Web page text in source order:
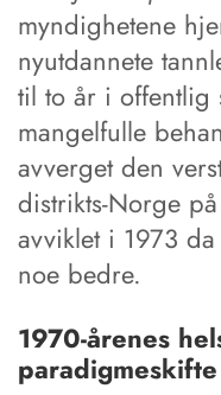
myndighetene
nyutdannete
til to år i offentlig
mangelfulle
avverget den
distrikts-Norge
avviklet i 1973
noe bedre.
1970-årenes
paradigmeskifte